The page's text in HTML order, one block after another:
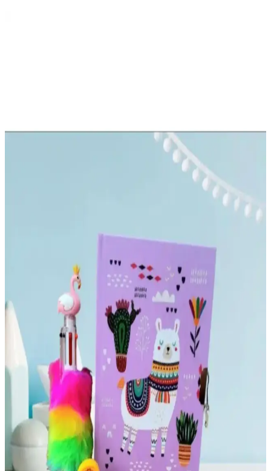
AKILLICA Süresiz Ajanda, şık pudra renk ve puantiye tasarımıyla
günlük planlamayı kolaylaştıran dayanıklı ve pratik bir organizasyon
Gift Moda Vintage ve TUGİBU Sonbahar Sticker
temaları, özellikleri ve kullanıcı yorumlarıyla detaylı karşılaştırma.
2025'te Matt Notebook Süresiz Planlayıcı ile
Hayatınız Değişsin
2025'in en fonksiyonel süresiz planlayıcısı Matt Notebook ile
hayatınızı organize edin. Hemen keşfedin!
2025'te Mabbels Harry Potter Ajanda ile Günlük
Hayatınıza Büyü Katın
Mabbels Harry Potter Ajanda ile günlük planlamanızı sihirli hale
getirin. Kaliteli ve pratik bu ajandayı hemen keşfedin! İnceleyin.
Manyetik Yapışkanlı Aylık Planlayıcı Takvim:
Pratik ve Estetik Çözüm
85x56 cm ölçülerinde, manyetik yapışkanlı, tekrar kullanılabilir ve
kolay montajlı aylık planlayıcı takvim ile günlük ve aylık planlarınızı